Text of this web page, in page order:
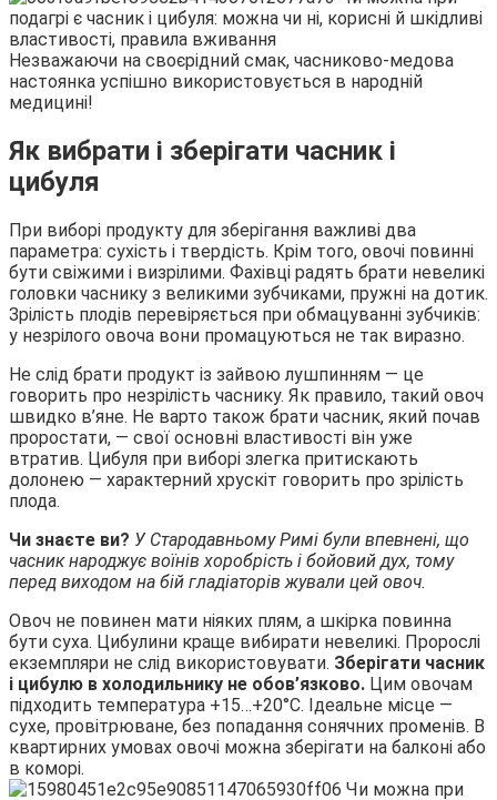
Незважаючи на своєрідний смак, часниково-медова
настоянка успішно використовується в народній
медицині!
Як вибрати і зберігати часник і
цибуля
При виборі продукту для зберігання важливі два
параметра: сухість і твердість. Крім того, овочі повинні
бути свіжими і визрілими. Фахівці радять брати невеликі
головки часнику з великими зубчиками, пружні на дотик.
Зрілість плодів перевіряється при обмацуванні зубчиків:
у незрілого овоча вони промацуються не так виразно.
Не слід брати продукт із зайвою лушпинням — це
говорить про незрілість часнику. Як правило, такий овоч
швидко в’яне. Не варто також брати часник, який почав
проростати, — свої основні властивості він уже
втратив. Цибуля при виборі злегка притискають
долонею — характерний хрускіт говорить про зрілість
плода.
Чи знаєте ви? У Стародавньому Римі були впевнені, що
часник народжує воїнів хоробрість і бойовий дух, тому
перед виходом на бій гладіаторів жували цей овоч.
Овоч не повинен мати ніяких плям, а шкірка повинна
бути суха. Цибулини краще вибирати невеликі. Пророслі
екземпляри не слід використовувати. Зберігати часник
і цибулю в холодильнику не обов’язково. Цим овочам
підходить температура +15…+20°C. Ідеальне місце —
сухе, провітрюване, без попадання сонячних променів. В
квартирних умовах овочі можна зберігати на балконі або
в коморі.